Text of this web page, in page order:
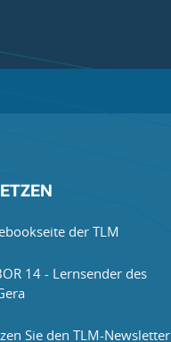
der TLM
14 - Lernsender des
Sie den TLM-Newsletter